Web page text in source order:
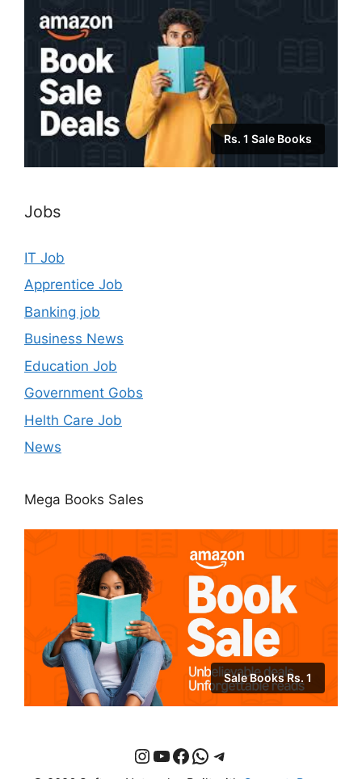
Rs. 1 Sale Books
Jobs
IT Job
Apprentice Job
Banking job
Business News
Education Job
Government Gobs
Helth Care Job
News
Mega Books Sales
Sale Books Rs. 1
Instagram
YouTube
Facebook
WhatsApp
Telegram